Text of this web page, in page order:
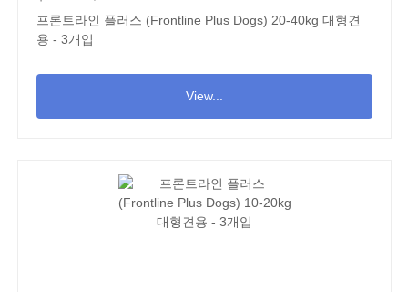
프론트라인 플러스 (Frontline Plus Dogs) 20-40kg 대형견
용 - 3개입
View...